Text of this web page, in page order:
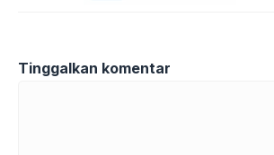
Tinggalkan komentar